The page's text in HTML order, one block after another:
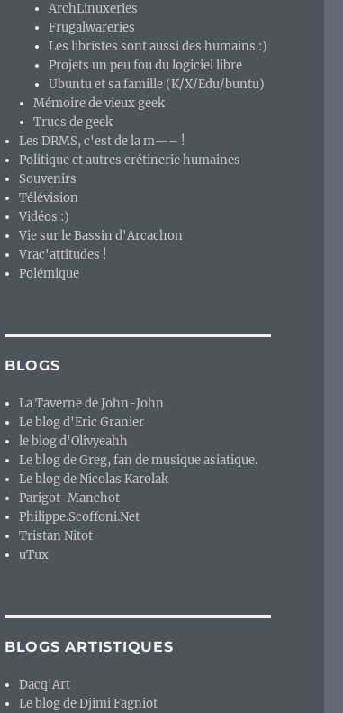
du Texas
ArchLinuxeries
Frugalwareries
Les libristes sont aussi des humains :)
Projets un peu fou du logiciel libre
Ubuntu et sa famille (K/X/Edu/buntu)
Mémoire de vieux geek
Trucs de geek
Les DRMS, c'est de la m—– !
Politique et autres crétinerie humaines
Souvenirs
Télévision
Vidéos :)
Vie sur le Bassin d'Arcachon
Vrac'attitudes !
Polémique
BLOGS
La Taverne de John-John
Le blog d'Eric Granier
le blog d'Olivyeahh
Le blog de Greg, fan de musique asiatique.
Le blog de Nicolas Karolak
Parigot-Manchot
Philippe.Scoffoni.Net
Tristan Nitot
uTux
BLOGS ARTISTIQUES
Dacq'Art
Le blog de Djimi Fagniot